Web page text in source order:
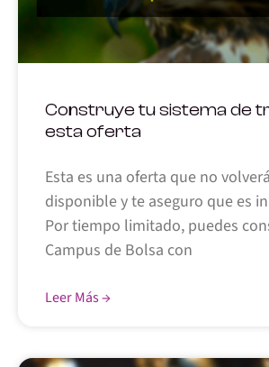
Construye tu sistema de
esta oferta
Esta es una oferta que no
disponible y te aseguro que es
Por tiempo limitado, puedes
Campus de Bolsa con
Leer Más →